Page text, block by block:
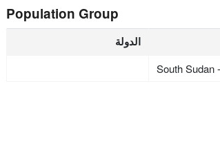
Population Group
الدولة
South Sudan